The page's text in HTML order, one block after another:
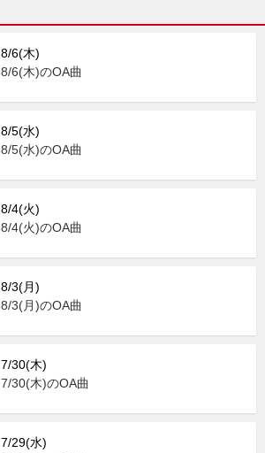
8/6(木)
8/6(木)のOA曲
8/5(水)
8/5(水)のOA曲
8/4(火)
8/4(火)のOA曲
8/3(月)
8/3(月)のOA曲
7/30(木)
7/30(木)のOA曲
7/29(水)